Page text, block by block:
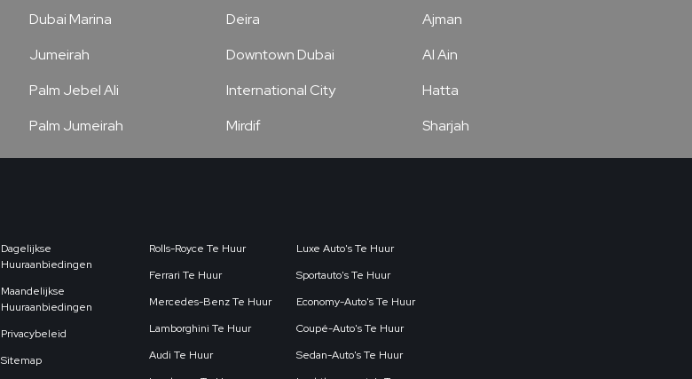
Dubai Marina
Jumeirah
Palm Jebel Ali
Palm Jumeirah
Deira
Downtown Dubai
International City
Mirdif
Ajman
Al Ain
Hatta
Sharjah
Dagelijkse
Huuraanbiedingen
Maandelijkse
Huuraanbiedingen
Privacybeleid
Sitemap
Rolls-Royce Te Huur
Ferrari Te Huur
Mercedes-Benz Te Huur
Lamborghini Te Huur
Audi Te Huur
Luxe Auto's Te Huur
Sportauto's Te Huur
Economy-Auto's Te Huur
Coupé-Auto's Te Huur
Sedan-Auto's Te Huur